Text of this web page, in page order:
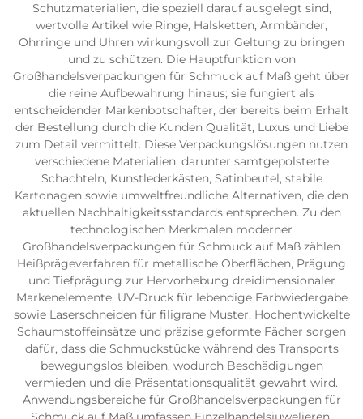
Schutzmaterialien, die speziell darauf ausgelegt sind,
wertvolle Artikel wie Ringe, Halsketten, Armbänder,
Ohrringe und Uhren wirkungsvoll zur Geltung zu bringen
und zu schützen. Die Hauptfunktion von
Großhandelsverpackungen für Schmuck auf Maß geht über
die reine Aufbewahrung hinaus; sie fungiert als
entscheidender Markenbotschafter, der bereits beim Erhalt
der Bestellung durch die Kunden Qualität, Luxus und Liebe
zum Detail vermittelt. Diese Verpackungslösungen nutzen
verschiedene Materialien, darunter samtgepolsterte
Schachteln, Kunstlederkästen, Satinbeutel, stabile
Kartonagen sowie umweltfreundliche Alternativen, die den
aktuellen Nachhaltigkeitsstandards entsprechen. Zu den
technologischen Merkmalen moderner
Großhandelsverpackungen für Schmuck auf Maß zählen
Heißprägeverfahren für metallische Oberflächen, Prägung
und Tiefprägung zur Hervorhebung dreidimensionaler
Markenelemente, UV-Druck für lebendige Farbwiedergabe
sowie Laserschneiden für filigrane Muster. Hochentwickelte
Schaumstoffeinsätze und präzise geformte Fächer sorgen
dafür, dass die Schmuckstücke während des Transports
bewegungslos bleiben, wodurch Beschädigungen
vermieden und die Präsentationsqualität gewahrt wird.
Anwendungsbereiche für Großhandelsverpackungen für